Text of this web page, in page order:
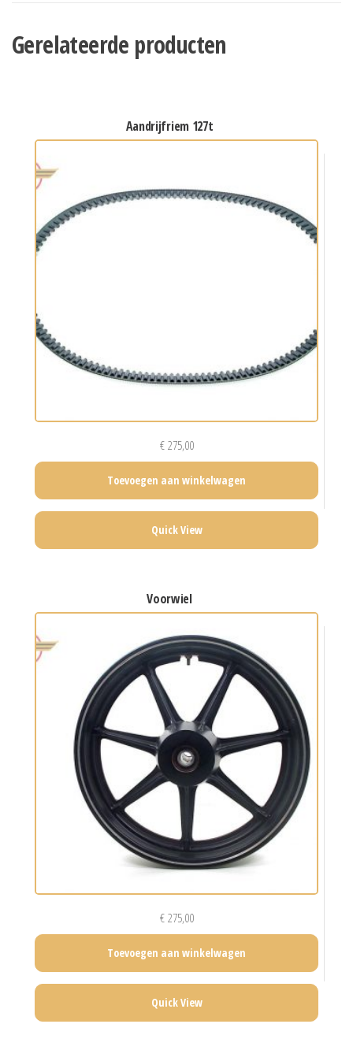
Gerelateerde producten
aandrijfriem 127t
€275,00
Toevoegen aan winkelwagen
Quick View
voorwiel
€275,00
Toevoegen aan winkelwagen
Quick View